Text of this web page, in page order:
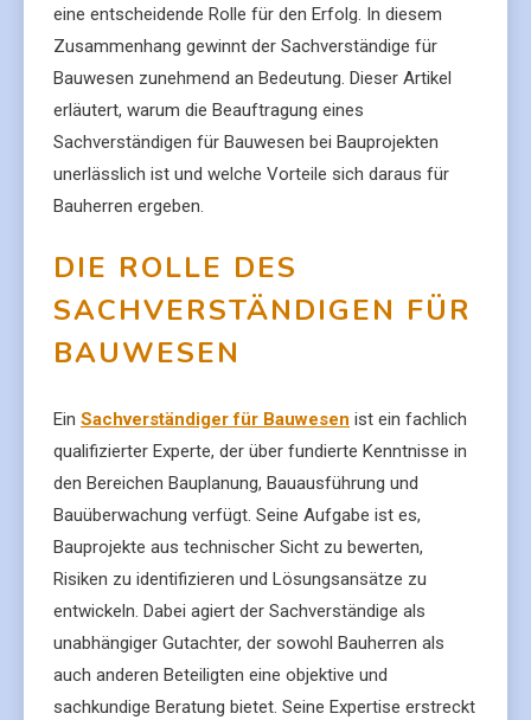
eine entscheidende Rolle für den Erfolg. In diesem
Zusammenhang gewinnt der Sachverständige für
Bauwesen zunehmend an Bedeutung. Dieser Artikel
erläutert, warum die Beauftragung eines
Sachverständigen für Bauwesen bei Bauprojekten
unerlässlich ist und welche Vorteile sich daraus für
Bauherren ergeben.
DIE ROLLE DES
SACHVERSTÄNDIGEN FÜR
BAUWESEN
Ein Sachverständiger für Bauwesen ist ein fachlich
qualifizierter Experte, der über fundierte Kenntnisse in
den Bereichen Bauplanung, Bauausführung und
Bauüberwachung verfügt. Seine Aufgabe ist es,
Bauprojekte aus technischer Sicht zu bewerten,
Risiken zu identifizieren und Lösungsansätze zu
entwickeln. Dabei agiert der Sachverständige als
unabhängiger Gutachter, der sowohl Bauherren als
auch anderen Beteiligten eine objektive und
sachkundige Beratung bietet. Seine Expertise erstreckt